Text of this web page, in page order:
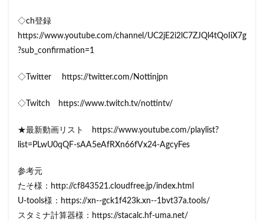
◇ch登録
https://www.youtube.com/channel/UC2jE2i2lC7ZJQl4tQoIiX7g
?sub_confirmation=1
◇Twitter https://twitter.com/Nottinjpn
◇Twitch https://www.twitch.tv/nottintv/
★最新動画リスト https://www.youtube.com/playlist?
list=PLwU0qQF-sAA5eAfRXn66fVx24-AgcyFes
参考元
たそ様：http://cf843521.cloudfree.jp/index.html
U-tools様：https://xn--gck1f423k.xn--1bvt37a.tools/
スタミナ計算器様：https://stacalc.hf-uma.net/